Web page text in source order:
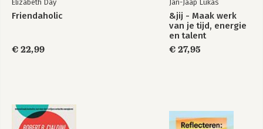
Een van ons
Elizabeth Day
Friendaholic
€ 22,99
Jan-Jaap Lukas
&jij - Maak werk
van je tijd, energie
en talent
€ 27,95